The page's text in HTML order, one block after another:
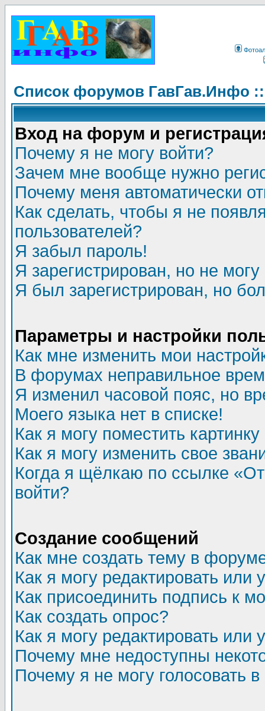
Список форумов ГавГав.Инфо
Вход на форум и
Почему я не могу войти?
Зачем мне вообще нужно
Почему меня автоматически
Как сделать, чтобы я не
пользователей?
Я забыл пароль!
Я зарегистрирован, но не могу
Я был зарегистрирован, но
Параметры и настройки
Как мне изменить мои
В форумах неправильное
Я изменил часовой пояс, но
Моего языка нет в списке!
Как я могу поместить
Как я могу изменить свое
Когда я щёлкаю по ссылке
войти?
Создание сообщений
Как мне создать тему в
Как я могу редактировать или
Как присоединить подпись к
Как создать опрос?
Как я могу редактировать или
Почему мне недоступны
Почему я не могу голосовать